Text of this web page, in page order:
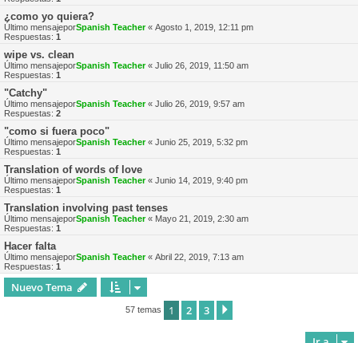
¿como yo quiera?
Último mensajeporSpanish Teacher« Agosto 1, 2019, 12:11 pm
Respuestas: 1
wipe vs. clean
Último mensajeporSpanish Teacher« Julio 26, 2019, 11:50 am
Respuestas: 1
"Catchy"
Último mensajeporSpanish Teacher« Julio 26, 2019, 9:57 am
Respuestas: 2
"como si fuera poco"
Último mensajeporSpanish Teacher« Junio 25, 2019, 5:32 pm
Respuestas: 1
Translation of words of love
Último mensajeporSpanish Teacher« Junio 14, 2019, 9:40 pm
Respuestas: 1
Translation involving past tenses
Último mensajeporSpanish Teacher« Mayo 21, 2019, 2:30 am
Respuestas: 1
Hacer falta
Último mensajeporSpanish Teacher« Abril 22, 2019, 7:13 am
Respuestas: 1
Nuevo Tema
57 temas 1 2 3